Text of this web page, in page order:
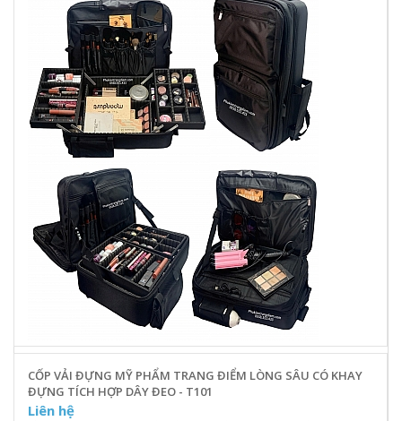
CỐP VẢI ĐỰNG MỸ PHẨM TRANG ĐIỂM LÒNG SÂU CÓ KHAY
ĐỰNG TÍCH HỢP DÂY ĐEO - T101
Liên hệ